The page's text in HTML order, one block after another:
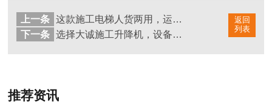
返回
列表
上一条
这款施工电梯人货两用，运行平稳
下一条
选择大诚施工升降机，设备更耐用
推荐资讯